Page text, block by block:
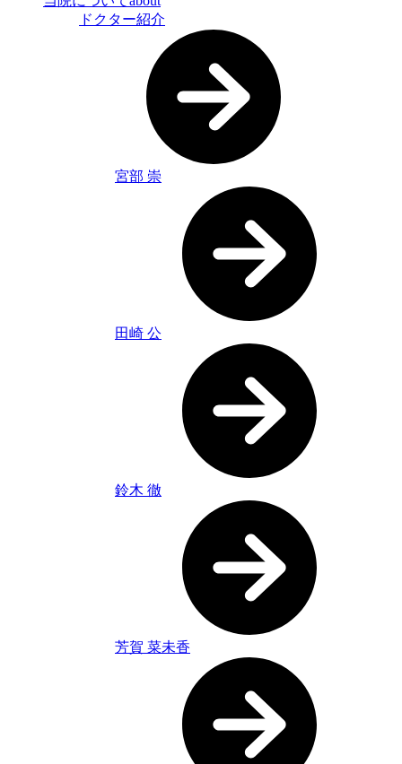
ドクター紹介
宮部 崇
田崎 公
鈴木 徹
芳賀 菜未香